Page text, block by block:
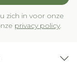
zich in voor onze
privacy policy.